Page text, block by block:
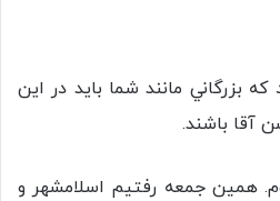
بزرگاني مانند شما بايد در اين
آقا باشند.
همين جمعه رفتيم اسلامشهر و